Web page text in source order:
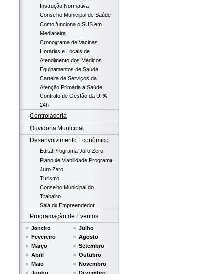
Instrução Normativa
Conselho Municipal de Saúde
Como funciona o SUS em
Medianeira
Cronograma de Vacinas
Horários e Locais de
Atendimento dos Médicos
Equipamentos de Saúde
Carteira de Serviços da
Atenção Primária à Saúde
Contrato de Gestão da UPA
24h
Controladoria
Ouvidoria Municipal
Desenvolvimento Econômico
Edital Programa Juro Zero
Plano de Viabilidade Programa
Juro Zero
Turismo
Conselho Municipal do
Trabalho
Sala do Empreendedor
Programação de Eventos
Janeiro
Fevereiro
Março
Abril
Maio
Junho
Julho
Agosto
Setembro
Outubro
Novembro
Dezembro